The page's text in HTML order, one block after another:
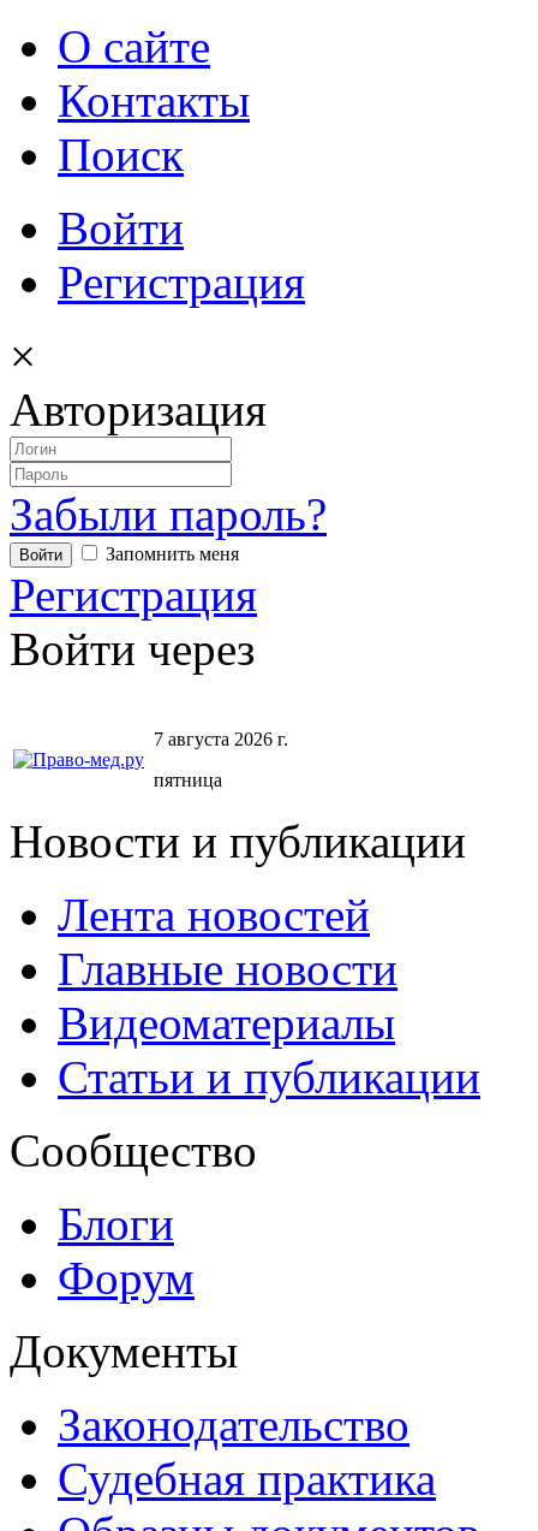
О сайте
Контакты
Поиск
Войти
Регистрация
×
Авторизация
Забыли пароль?
Запомнить меня
Регистрация
Войти через
7 августа 2026 г.
пятница
Новости и публикации
Лента новостей
Главные новости
Видеоматериалы
Статьи и публикации
Сообщество
Блоги
Форум
Документы
Законодательство
Судебная практика